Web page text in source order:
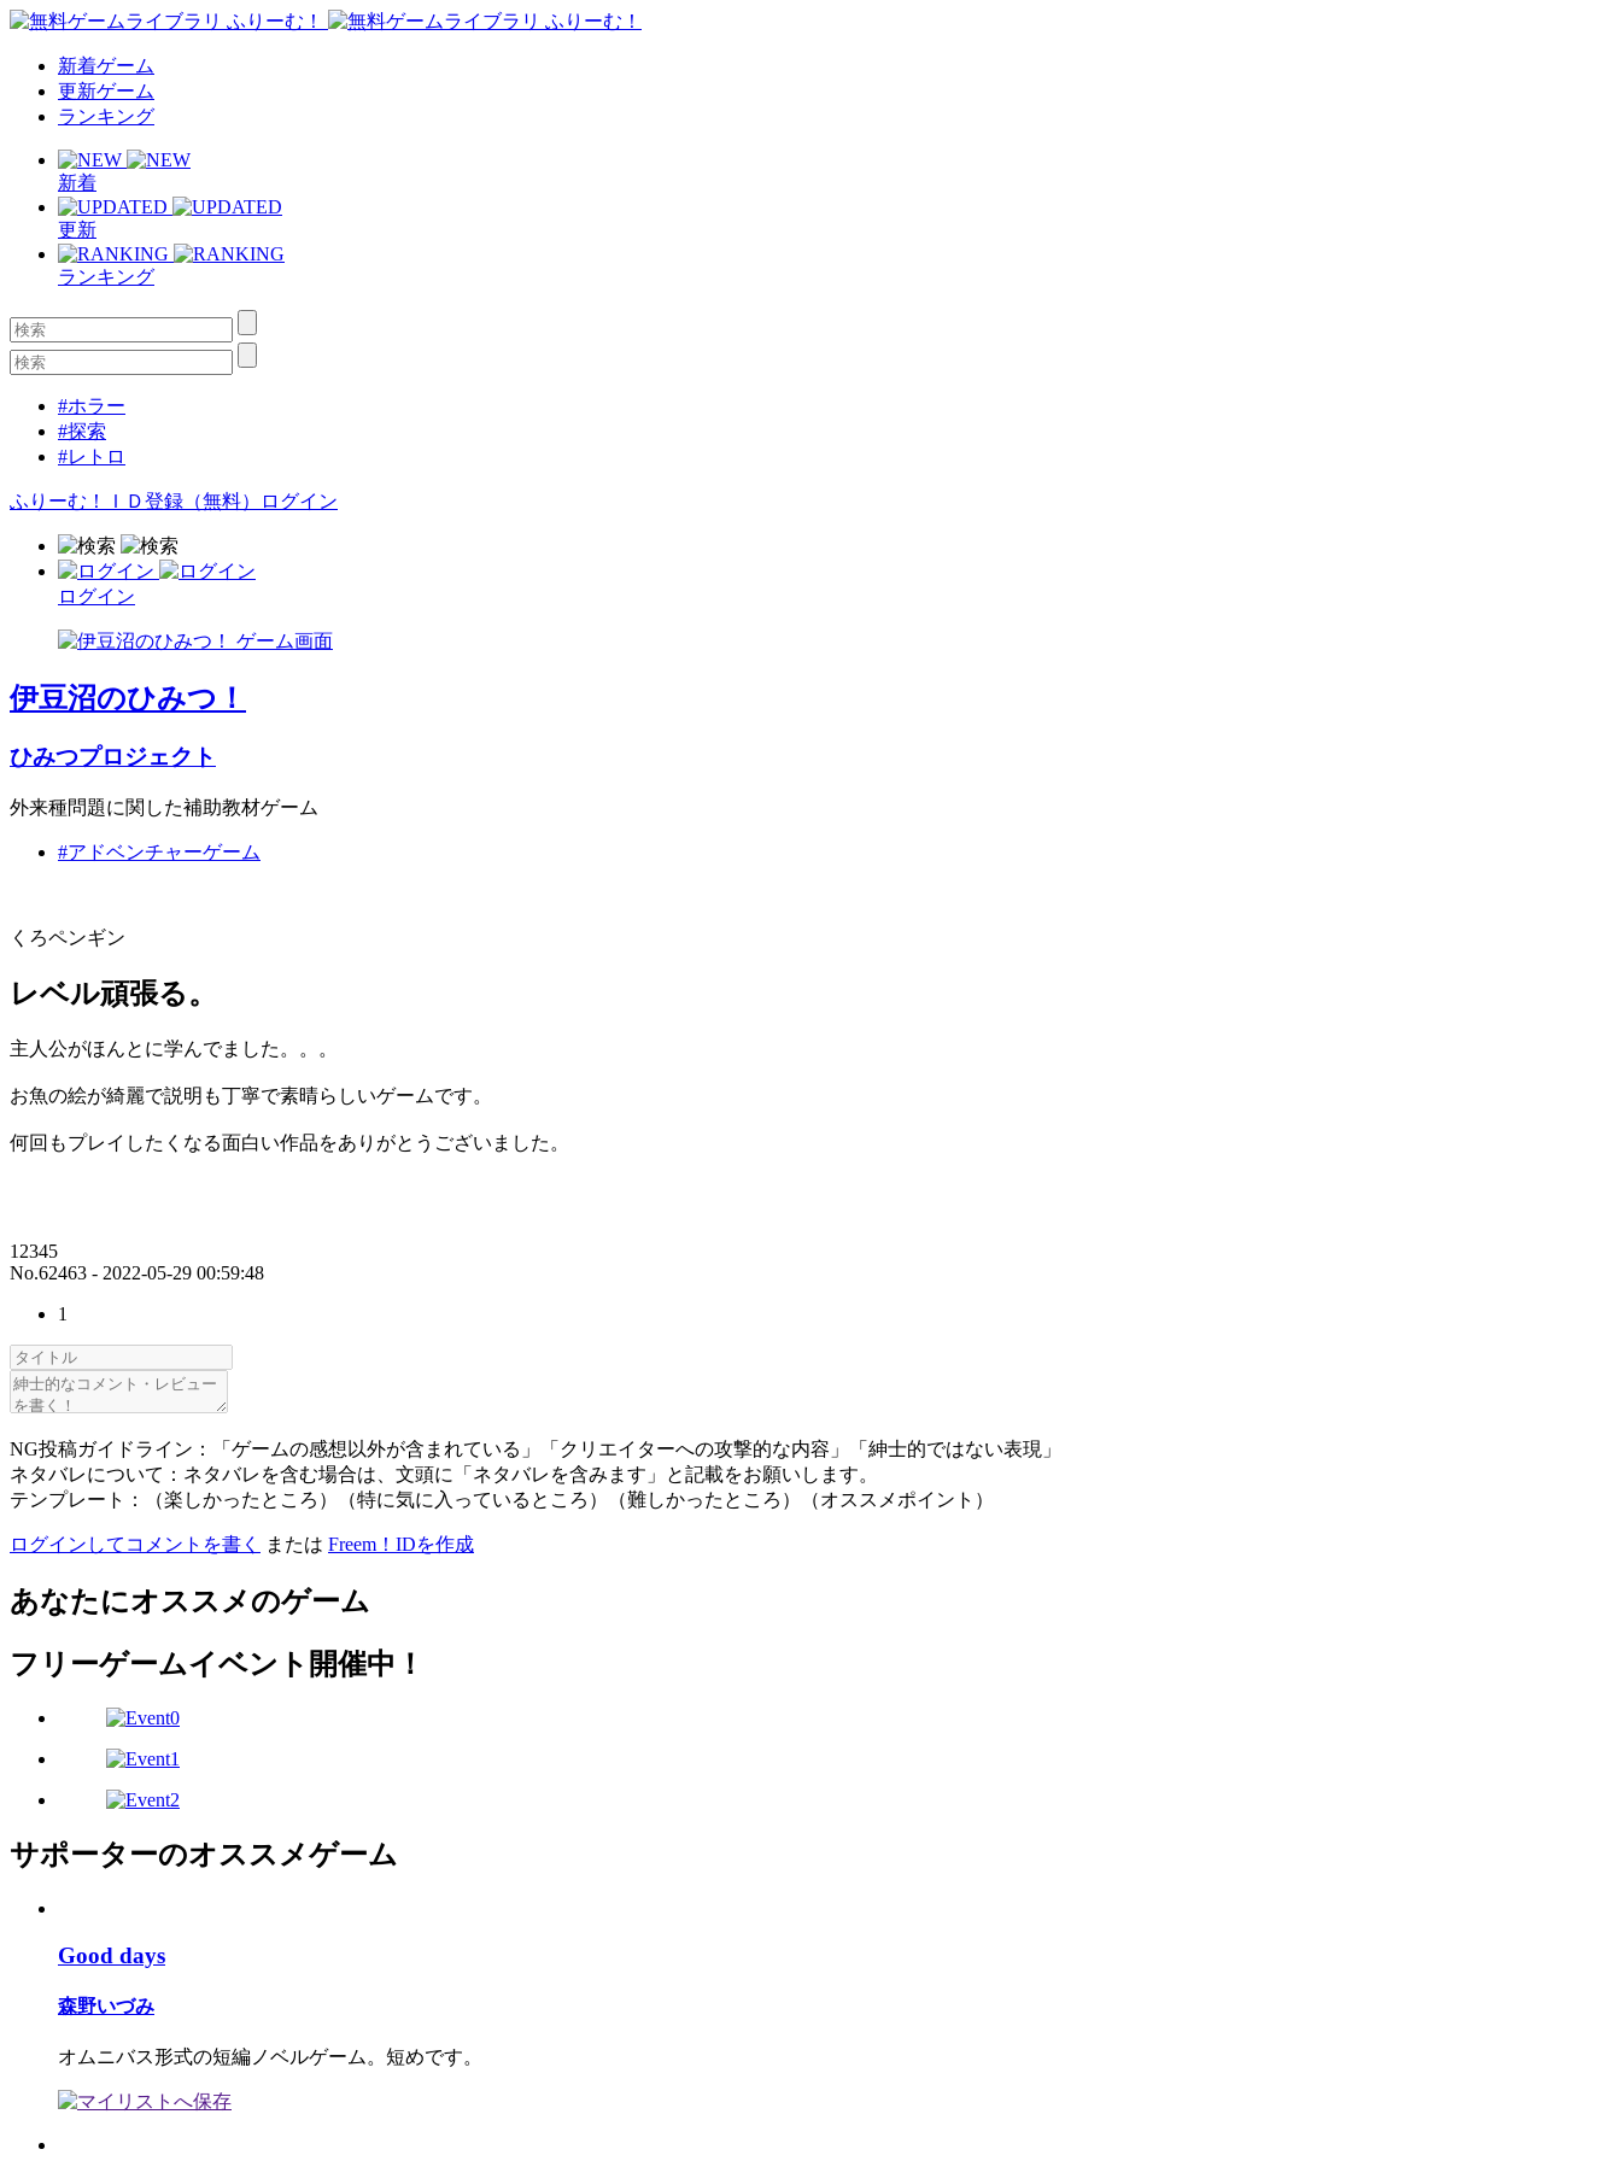
新着ゲーム
更新ゲーム
ランキング
新着
更新
ランキング
#ホラー
#探索
#レトロ
ふりーむ！ＩＤ登録（無料） ログイン
ログイン
伊豆沼のひみつ！
ひみつプロジェクト
外来種問題に関した補助教材ゲーム
#アドベンチャーゲーム
くろペンギン
レベル頑張る。
主人公がほんとに学んでました。。。
お魚の絵が綺麗で説明も丁寧で素晴らしいゲームです。
何回もプレイしたくなる面白い作品をありがとうございました。
12345
No.62463 - 2022-05-29 00:59:48
1
NG投稿ガイドライン：「ゲームの感想以外が含まれている」「クリエイターへの攻撃的な内容」「紳士的ではない表現」
ネタバレについて：ネタバレを含む場合は、文頭に「ネタバレを含みます」と記載をお願いします。
テンプレート：（楽しかったところ）（特に気に入っているところ）（難しかったところ）（オススメポイント）
ログインしてコメントを書く または Freem！IDを作成
あなたにオススメのゲーム
フリーゲームイベント開催中！
サポーターのオススメゲーム
Good days
森野いづみ
オムニバス形式の短編ノベルゲーム。短めです。